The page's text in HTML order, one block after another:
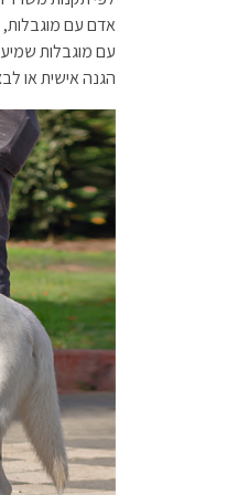
עם מוגבלות
הגנה אישית או